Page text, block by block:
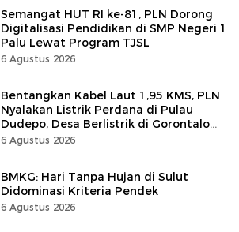
Semangat HUT RI ke-81, PLN Dorong
Digitalisasi Pendidikan di SMP Negeri 1
Palu Lewat Program TJSL
6 Agustus 2026
Bentangkan Kabel Laut 1,95 KMS, PLN
Nyalakan Listrik Perdana di Pulau
Dudepo, Desa Berlistrik di Gorontalo
100 Persen
6 Agustus 2026
BMKG: Hari Tanpa Hujan di Sulut
Didominasi Kriteria Pendek
6 Agustus 2026